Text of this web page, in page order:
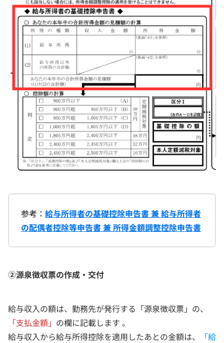
参考： 給与所得者の基礎控除申告書 兼 給与所得者
の配偶者控除等申告書 兼 所得金額調整控除申告書
②源泉徴収票の作成・交付
給与収入の額は、勤務先が発行する「源泉徴収票」の、
「支払金額」 の欄に記載します 。
給与収入から給与所得控除を適用したあとの金額は、
「給